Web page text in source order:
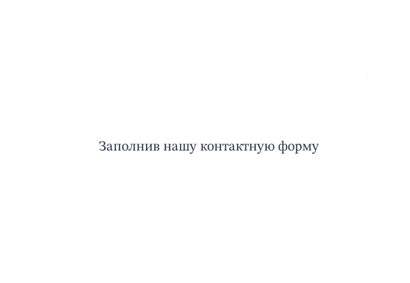
Заполнив нашу контактную форму